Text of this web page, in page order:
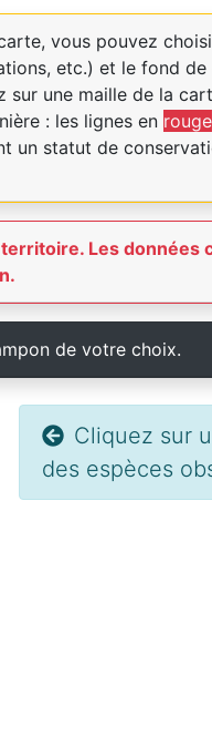
vous pouvez
etc.) et le fond
sur une maille de la
: les lignes en rouge
un statut de
Les données
de votre choix.
Cliquez sur
des espèces